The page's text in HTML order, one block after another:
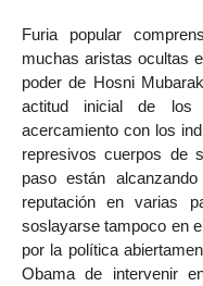
Furia popular
muchas aristas ocultas
poder de Hosni
actitud inicial de
acercamiento con los
represivos cuerpos de
paso están
reputación en varias
soslayarse tampoco en
por la política
Obama de intervenir